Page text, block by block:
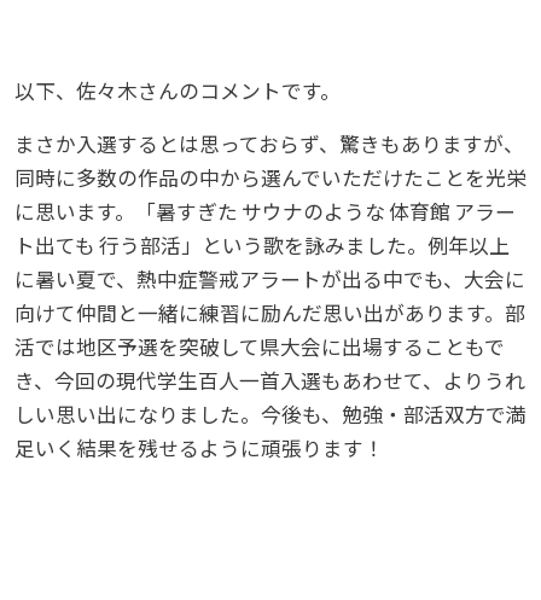
以下、佐々木さんのコメントです。
まさか入選するとは思っておらず、驚きもありますが、
同時に多数の作品の中から選んでいただけたことを光栄
に思います。「暑すぎた サウナのような 体育館 アラー
ト出ても 行う部活」という歌を詠みました。例年以上
に暑い夏で、熱中症警戒アラートが出る中でも、大会に
向けて仲間と一緒に練習に励んだ思い出があります。部
活では地区予選を突破して県大会に出場することもで
き、今回の現代学生百人一首入選もあわせて、よりうれ
しい思い出になりました。今後も、勉強・部活双方で満
足いく結果を残せるように頑張ります！